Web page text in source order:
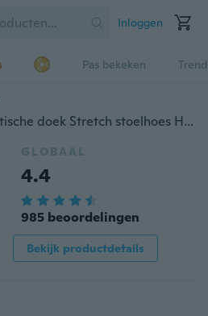
Inloggen
Pas bekeken
Universele wasbare elastische doek Stretch stoelhoes Hoes Thuis Eetkamer Hotel Bruiloft Banket Feestdecoraties
GLOBAAL
4.4
985 beoordelingen
Bekijk productdetails